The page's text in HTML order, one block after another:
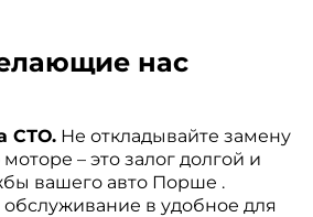
нас
СТО.Не откладывайте замену
– это залог долгой и
вашего авто Порше .
в удобное для